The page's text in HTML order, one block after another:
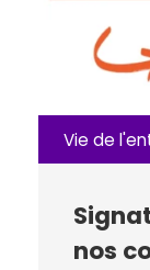
Vie de
nos